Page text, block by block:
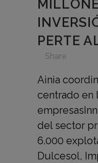
PERTE
Share
Ainia
centrado en
del sector
6.000
Dulcesol,